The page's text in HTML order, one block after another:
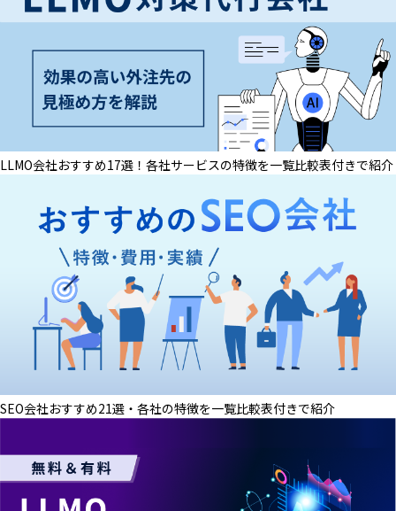
LLMO会社おすすめ17選！各社サービスの特徴を一覧比較表付きで紹介
SEO会社おすすめ21選・各社の特徴を一覧比較表付きで紹介